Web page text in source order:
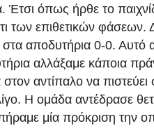
Έτσι όπως ήρθε το
των επιθετικών φάσεων.
αποδυτήρια 0-0. Αυτό
αλλάξαμε κάποια
αντίπαλο να
Η ομάδα αντέδρασε
μία πρόκριση την